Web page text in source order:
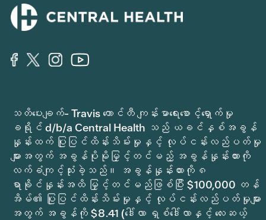
သတိပေးချက်- Travis ကောင်တီ ကျန်းမာရေးစောင့်ရှောက်မှု
ခရိုင် d/b/a Central Health သည် ယခင်နှစ်အခွန်
နှုန်းထက် ပြုပြင်ထိန်းသိမ်းမှုနှင့် လုပ်ငန်းလည်ပတ်မှု
များအတွက် အခွန်ပိုမိုမြှင့်တင်မည့် အခွန်နှုန်းထားကို
လက်ခံကျင့်သုံးခဲ့သည်။ အခွန်နှုန်းထားကို ၈
ရာခိုင်နှုန်းအထိ မြှင့်တင်မည်ဖြစ်ပြီး $100,000 တန်
အိမ်၏ ပြုပြင်ထိန်းသိမ်းမှုနှင့် လုပ်ငန်းလည်ပတ်မှုများ
အတွက် အခွန်ကို $8.41 (ဒေါ်လာ ရှစ်ဒေါ်လာနှင့် လေးဆယ့်